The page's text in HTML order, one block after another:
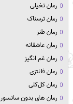
رمان تخیلی
رمان ترسناک
رمان طنز
رمان عاشقانه
رمان غم انگیز
رمان فانتزی
رمان کل‌کلی
رمان های بدون سانسور